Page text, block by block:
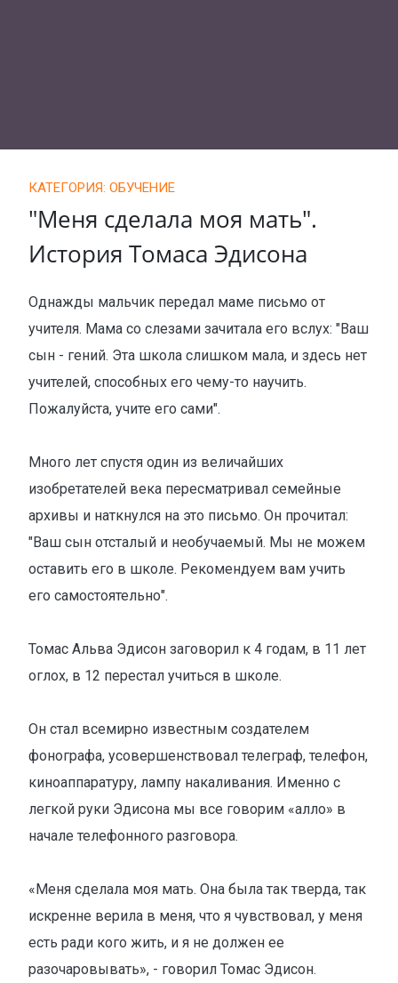
КАТЕГОРИЯ: ОБУЧЕНИЕ
"Меня сделала моя мать".
История Томаса Эдисона
Однажды мальчик передал маме письмо от
учителя. Мама со слезами зачитала его вслух: "Ваш
сын - гений. Эта школа слишком мала, и здесь нет
учителей, способных его чему-то научить.
Пожалуйста, учите его сами".
Много лет спустя один из величайших
изобретателей века пересматривал семейные
архивы и наткнулся на это письмо. Он прочитал:
"Ваш сын отсталый и необучаемый. Мы не можем
оставить его в школе. Рекомендуем вам учить
его самостоятельно".
Томас Альва Эдисон заговорил к 4 годам, в 11 лет
оглох, в 12 перестал учиться в школе.
Он стал всемирно известным создателем
фонографа, усовершенствовал телеграф, телефон,
киноаппаратуру, лампу накаливания. Именно с
легкой руки Эдисона мы все говорим «алло» в
начале телефонного разговора.
«Меня сделала моя мать. Она была так тверда, так
искренне верила в меня, что я чувствовал, у меня
есть ради кого жить, и я не должен ее
разочаровывать», - говорил Томас Эдисон.